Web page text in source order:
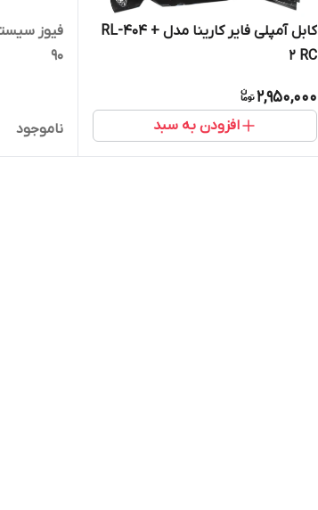
کابل آمپلی فایر کارینا مدل RL-404 +
2 RC
2,950,000
افزودن به سبد
90
ناموجود